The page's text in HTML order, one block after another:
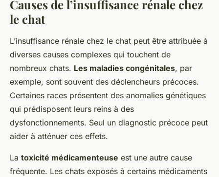
Causes de l’insuffisance rénale chez
le chat
L’insuffisance rénale chez le chat peut être attribuée à
diverses causes complexes qui touchent de
nombreux chats. Les maladies congénitales, par
exemple, sont souvent des déclencheurs précoces.
Certaines races présentent des anomalies génétiques
qui prédisposent leurs reins à des
dysfonctionnements. Seul un diagnostic précoce peut
aider à atténuer ces effets.
La toxicité médicamenteuse est une autre cause
fréquente. Les chats exposés à certains médicaments